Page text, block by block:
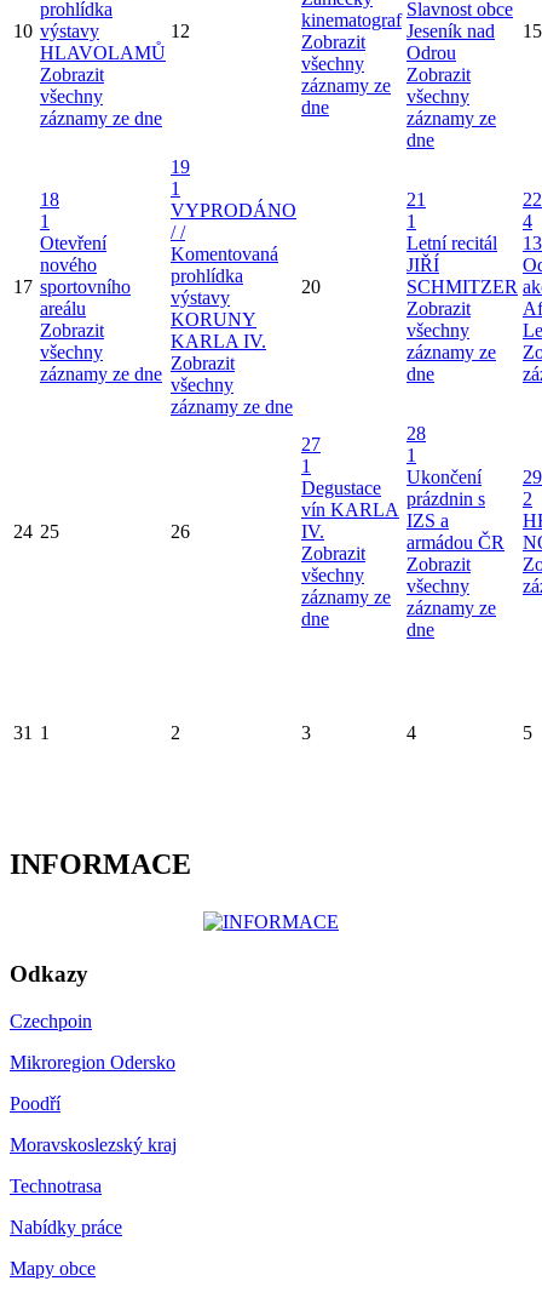
10
prohlídka
výstavy
HLAVOLAMŮ
Zobrazit
všechny
záznamy ze dne
12
kinematograf
Zobrazit
všechny
záznamy ze
dne
Slavnost obce
Jeseník nad
Odrou
Zobrazit
všechny
záznamy ze
dne
15
17
18
1
Otevření
nového
sportovního
areálu
Zobrazit
všechny
záznamy ze dne
19
1
VYPRODÁNO
/ /
Komentovaná
prohlídka
výstavy
KORUNY
KARLA IV.
Zobrazit
všechny
záznamy ze dne
20
21
1
Letní recitál
JIŘÍ
SCHMITZER
Zobrazit
všechny
záznamy ze
dne
22
4
24 25 26
27
1
Degustace
vín KARLA
IV.
Zobrazit
všechny
záznamy ze
dne
28
1
Ukončení
prázdnin s
IZS a
armádou ČR
Zobrazit
všechny
záznamy ze
dne
29
2
31 1 2 3 4 5
INFORMACE
Odkazy
Czechpoin
Mikroregion Odersko
Poodří
Moravskoslezský kraj
Technotrasa
Nabídky práce
Mapy obce